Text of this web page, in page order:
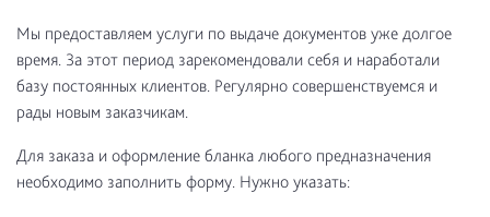
Мы предоставляем услуги по выдаче документов уже долгое
время. За этот период зарекомендовали себя и наработали
базу постоянных клиентов. Регулярно совершенствуемся и
рады новым заказчикам.
Для заказа и оформление бланка любого предназначения
необходимо заполнить форму. Нужно указать: